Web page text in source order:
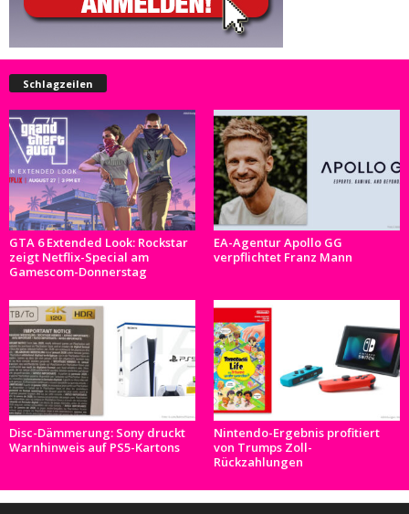
Schlagzeilen
GTA 6 Extended Look: Rockstar
zeigt Netflix-Special am
Gamescom-Donnerstag
EA-Agentur Apollo GG
verpflichtet Franz Mann
Disc-Dämmerung: Sony druckt
Warnhinweis auf PS5-Kartons
Nintendo-Ergebnis profitiert
von Trumps Zoll-
Rückzahlungen